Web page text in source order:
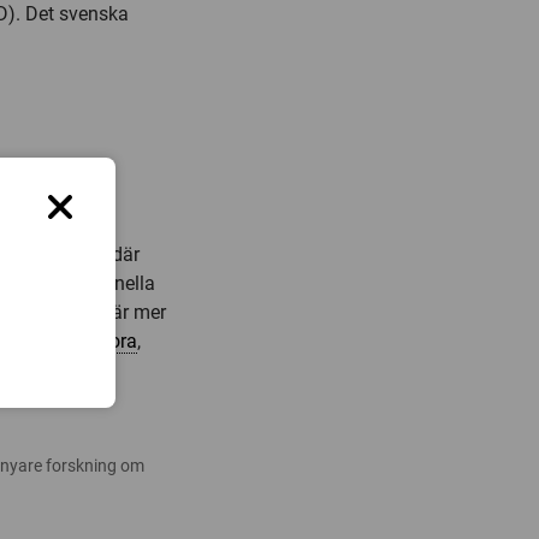
Det svenska
högsta nivå där
nationella
Här är mer
humaniora,
forskning om